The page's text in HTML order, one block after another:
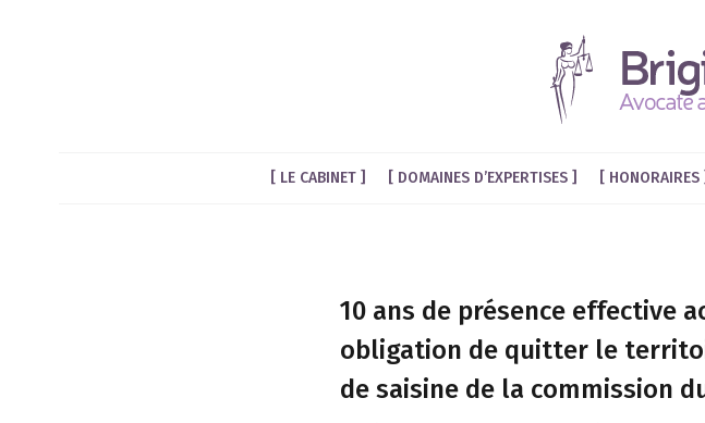
LE CABINET DOMAINES D’EXPERTISES HONORAIRES
10 ans de présence effective
obligation de quitter le
de saisine de la commission